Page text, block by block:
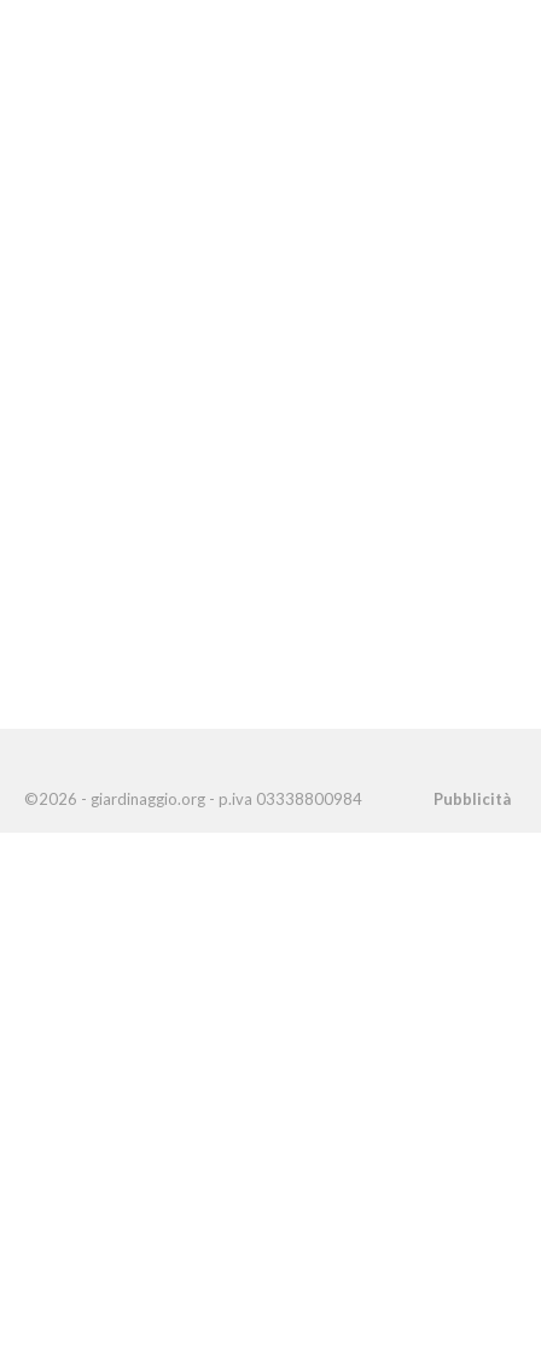
©2026 - giardinaggio.org - p.iva 03338800984 Pubblicità